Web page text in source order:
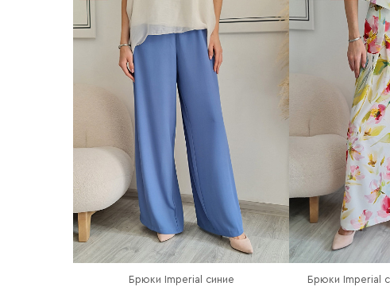
Брюки Imperial синие Брюки Imperial